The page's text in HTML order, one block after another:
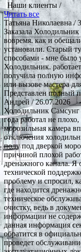
Наши клиенты /
Читать все
Татьяна Николаевна/
Заказала
вовремя. как и
установили. Старый
способами - мне было
Холодильник.
получила полную
или вызове мастера
Представлен полный
Андрей / 26.07.2026
Холодильник
года работал не
морозильная камера
отключения
полу под дверкой
причиной плохой
дренажного канала. Я
технической
проблему и спросил,
где находится
техническое
очистку, ведь в
информации не
данная информация
обратится в
проведет